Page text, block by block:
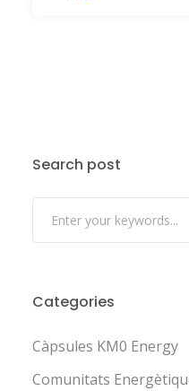
Search post
Categories
Càpsules KM0 Energy
Comunitats